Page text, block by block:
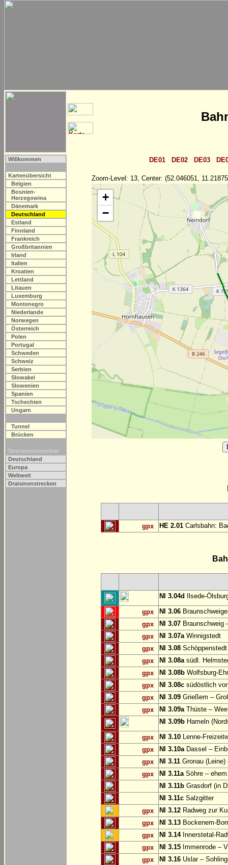
Willkommen
Kartenübersicht
Belgien
Bosnien-
Herzegowina
Dänemark
Deutschland
Estland
Finnland
Frankreich
Großbritannien
Irland
Italien
Kroatien
Lettland
Litauen
Luxemburg
Montenegro
Niederlande
Norwegen
Österreich
Polen
Portugal
Schweden
Schweiz
Serbien
Slowakei
Slowenien
Spanien
Tschechien
Ungarn
Tunnel
Brücken
Streckenverzeichnis
Deutschland
Europa
Weltweit
Draisinenstrecken
DE01 DE02 DE03
Zoom-Level: 13, Center: (52.046051,
+
−
gpx HE 2.01 Carlsbahn:
NI 3.04d Ilsede-
gpx NI 3.06
gpx
NI 3.07 Braunschweig
gpx
NI 3.07aWinnigstedt
gpx
NI 3.08
gpx
NI 3.08asüdl.
gpx
NI 3.08b Wolfsburg-
gpx
NI 3.08c südöstlich
gpx
NI 3.09 Grießem –
gpx
NI 3.09aThüste –
NI 3.09b Hameln
gpx NI 3.10 Lenne-
gpx
NI 3.10aDassel –
gpx
NI 3.11 Gronau
gpx
NI 3.11aSöhre –
NI 3.11b Grasdorf (in
NI 3.11c Salzgitter
gpx
NI 3.12 Radweg zur
gpx
NI 3.13 Bockenem-
gpx
NI 3.14Innerstetal-
gpx
NI 3.15 Immenrode –
gpx
NI 3.16 Uslar –